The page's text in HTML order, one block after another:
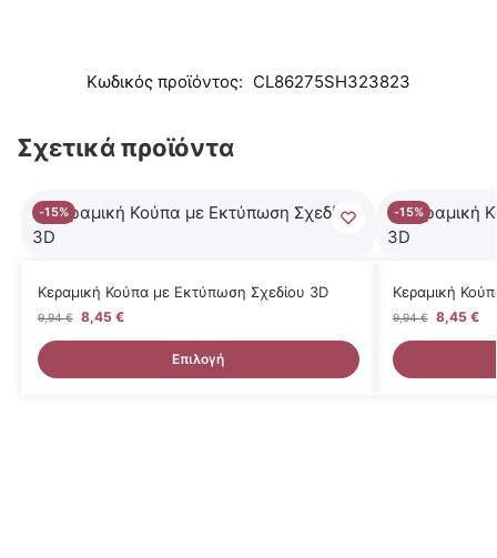
Κωδικός προϊόντος: CL86275SH323823
Σχετικά προϊόντα
-15%
Κεραμική Κούπα με Εκτύπωση Σχεδίου 3D
9,94€ 8,45 €
Επιλογή
-15%
Κεραμική
9,94€ 8,45 €